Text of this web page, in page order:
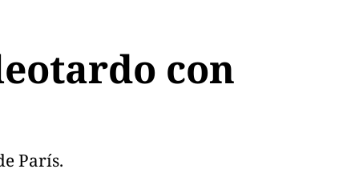
con
París.